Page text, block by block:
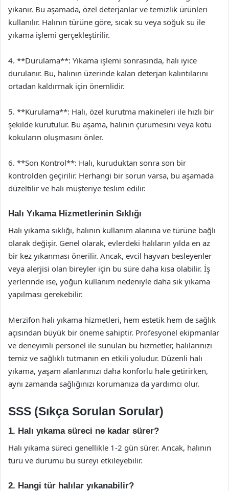
yıkanır. Bu aşamada, özel deterjanlar ve temizlik ürünleri
kullanılır. Halının türüne göre, sıcak su veya soğuk su ile
yıkama işlemi gerçekleştirilir.
4. **Durulama**: Yıkama işlemi sonrasında, halı iyice
durulanır. Bu, halının üzerinde kalan deterjan kalıntılarını
ortadan kaldırmak için önemlidir.
5. **Kurulama**: Halı, özel kurutma makineleri ile hızlı bir
şekilde kurutulur. Bu aşama, halının çürümesini veya kötü
kokuların oluşmasını önler.
6. **Son Kontrol**: Halı, kuruduktan sonra son bir
kontrolden geçirilir. Herhangi bir sorun varsa, bu aşamada
düzeltilir ve halı müşteriye teslim edilir.
Halı Yıkama Hizmetlerinin Sıklığı
Halı yıkama sıklığı, halının kullanım alanına ve türüne bağlı
olarak değişir. Genel olarak, evlerdeki halıların yılda en az
bir kez yıkanması önerilir. Ancak, evcil hayvan besleyenler
veya alerjisi olan bireyler için bu süre daha kısa olabilir. İş
yerlerinde ise, yoğun kullanım nedeniyle daha sık yıkama
yapılması gerekebilir.
Merzifon halı yıkama hizmetleri, hem estetik hem de sağlık
açısından büyük bir öneme sahiptir. Profesyonel ekipmanlar
ve deneyimli personel ile sunulan bu hizmetler, halılarınızı
temiz ve sağlıklı tutmanın en etkili yoludur. Düzenli halı
yıkama, yaşam alanlarınızı daha konforlu hale getirirken,
aynı zamanda sağlığınızı korumanıza da yardımcı olur.
SSS (Sıkça Sorulan Sorular)
1. Halı yıkama süreci ne kadar sürer?
Halı yıkama süreci genellikle 1-2 gün sürer. Ancak, halının
türü ve durumu bu süreyi etkileyebilir.
2. Hangi tür halılar yıkanabilir?